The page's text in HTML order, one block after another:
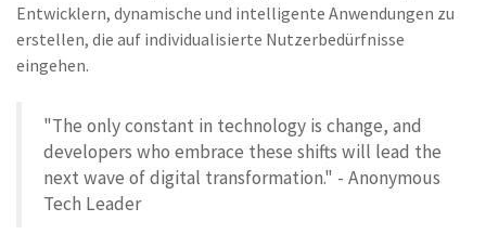
Entwicklern, dynamische und intelligente Anwendungen zu
erstellen, die auf individualisierte Nutzerbedürfnisse
eingehen.
"The only constant in technology is change, and
developers who embrace these shifts will lead the
next wave of digital transformation." - Anonymous
Tech Leader